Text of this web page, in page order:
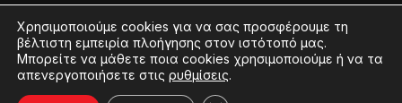
Moods
Radios
Podcasts
Terms of Use
Coins Explained
Streamee News
Add Your Station
Contact
Χρησιμοποιούμε cookies για να σας προσφέρουμε τη
βέλτιστη εμπειρία πλοήγησης στον ιστότοπό μας.
Μπορείτε να μάθετε ποια cookies χρησιμοποιούμε ή να τα
απενεργοποιήσετε στις ρυθμίσεις.